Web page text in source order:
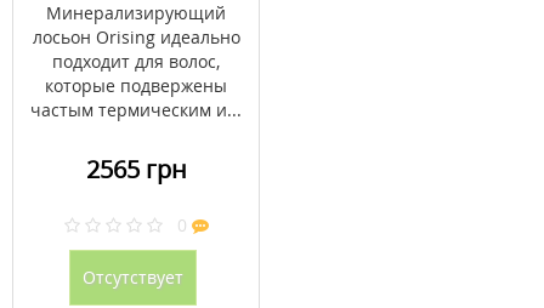
Минерализирующий
лосьон Orising идеально
подходит для волос,
которые подвержены
частым термическим и...
2565 грн
0
Отсутствует